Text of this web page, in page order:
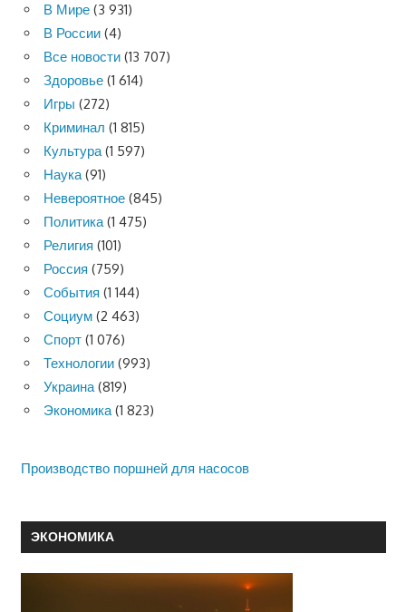
В Мире (3 931)
В России (4)
Все новости (13 707)
Здоровье (1 614)
Игры (272)
Криминал (1 815)
Культура(1 597)
Наука(91)
Невероятное (845)
Политика(1 475)
Религия (101)
Россия (759)
События (1 144)
Социум (2 463)
Спорт (1 076)
Технологии (993)
Украина(819)
Экономика(1 823)
Производство поршней для насосов
ЭКОНОМИКА